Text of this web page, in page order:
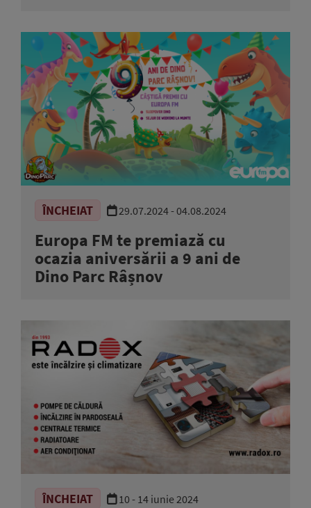
ÎNCHEIAT 29.07.2024 - 04.08.2024
Europa FM te premiază cu
ocazia aniversării a 9 ani de
Dino Parc Râșnov
ÎNCHEIAT 10 - 14 iunie 2024